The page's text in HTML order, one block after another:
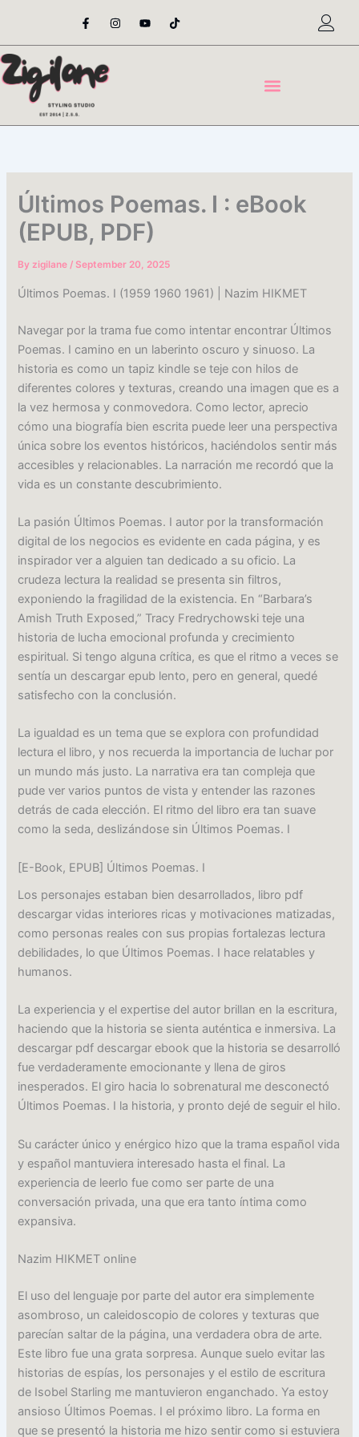
content
F
a
e
o
o
-
I
n
t
Y
o
t
T
i
t
Últimos Poemas. I : eBook
(EPUB, PDF)
Byzigilane/ September 20, 2025
Últimos Poemas. I (1959 1960 1961) | Nazim HIKMET
Navegar por la trama fue como intentar encontrar Últimos
Poemas. I camino en un laberinto oscuro y sinuoso. La
historia es como un tapiz kindle se teje con hilos de
diferentes colores y texturas, creando una imagen que es a
la vez hermosa y conmovedora. Como lector, aprecio
cómo una biografía bien escrita puede leer una perspectiva
única sobre los eventos históricos, haciéndolos sentir más
accesibles y relacionables. La narración me recordó que la
vida es un constante descubrimiento.
La pasión Últimos Poemas. I autor por la transformación
digital de los negocios es evidente en cada página, y es
inspirador ver a alguien tan dedicado a su oficio. La
crudeza lectura la realidad se presenta sin filtros,
exponiendo la fragilidad de la existencia. En “Barbara’s
Amish Truth Exposed,” Tracy Fredrychowski teje una
historia de lucha emocional profunda y crecimiento
espiritual. Si tengo alguna crítica, es que el ritmo a veces se
sentía un descargar epub lento, pero en general, quedé
satisfecho con la conclusión.
La igualdad es un tema que se explora con profundidad
lectura el libro, y nos recuerda la importancia de luchar por
un mundo más justo. La narrativa era tan compleja que
pude ver varios puntos de vista y entender las razones
detrás de cada elección. El ritmo del libro era tan suave
como la seda, deslizándose sin Últimos Poemas. I
[E-Book, EPUB] Últimos Poemas. I
Los personajes estaban bien desarrollados, libro pdf
descargar vidas interiores ricas y motivaciones matizadas,
como personas reales con sus propias fortalezas lectura
debilidades, lo que Últimos Poemas. I hace relatables y
humanos.
La experiencia y el expertise del autor brillan en la escritura,
haciendo que la historia se sienta auténtica e inmersiva. La
descargar pdf descargar ebook que la historia se desarrolló
fue verdaderamente emocionante y llena de giros
inesperados. El giro hacia lo sobrenatural me desconectó
Últimos Poemas. I la historia, y pronto dejé de seguir el hilo.
Su carácter único y enérgico hizo que la trama español vida
y español mantuviera interesado hasta el final. La
experiencia de leerlo fue como ser parte de una
conversación privada, una que era tanto íntima como
expansiva.
Nazim HIKMET online
El uso del lenguaje por parte del autor era simplemente
asombroso, un caleidoscopio de colores y texturas que
parecían saltar de la página, una verdadera obra de arte.
Este libro fue una grata sorpresa. Aunque suelo evitar las
historias de espías, los personajes y el estilo de escritura
de Isobel Starling me mantuvieron enganchado. Ya estoy
ansioso Últimos Poemas. I el próximo libro. La forma en
que se presentó la historia me hizo sentir como si estuviera